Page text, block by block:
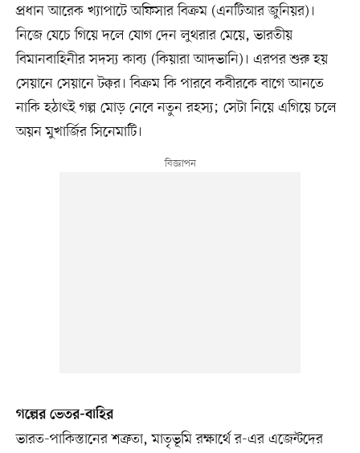
প্রধান আরেক খ্যাপাটে অফিসার বিক্রম (এনটিআর জুনিয়র)।
নিজে যেচে গিয়ে দলে যোগ দেন লুথরার মেয়ে, ভারতীয়
বিমানবাহিনীর সদস্য কাব্য (কিয়ারা আদভানি)। এরপর শুরু হয়
সেয়ানে সেয়ানে টক্কর। বিক্রম কি পারবে কবীরকে বাগে আনতে
নাকি হঠাৎই গল্প মোড় নেবে নতুন রহস্য; সেটা নিয়ে এগিয়ে চলে
অয়ন মুখার্জির সিনেমাটি।
গল্পের ভেতর-বাহির
ভারত-পাকিস্তানের শত্রুতা, মাতৃভূমি রক্ষার্থে র-এর এজেন্টদের